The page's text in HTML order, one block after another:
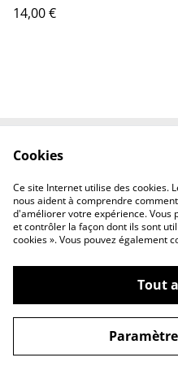
14,00 €
Politique de
confidentialité
©2026Tout Qu'en Bois
Cookies
Ce site Internet utilise des cookies.
nous aident à comprendre
d'améliorer votre expérience. Vous
et contrôler la façon dont ils sont
cookies ». Vous pouvez également
Tout